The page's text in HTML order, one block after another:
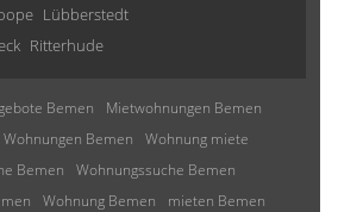
Lübberstedt
Ritterhude
Bemen
Mietwohnungen Bemen
Wohnungen Bemen
Wohnung miete
Bemen
Wohnungssuche Bemen
Wohnung Bemen
mieten Bemen